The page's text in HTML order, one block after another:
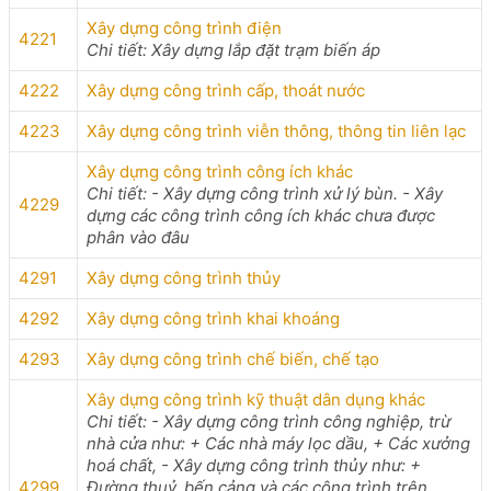
4221
Xây dựng công trình điện
Chi tiết: Xây dựng lắp đặt trạm biến áp
4222
Xây dựng công trình cấp, thoát nước
4223
Xây dựng công trình viễn thông, thông tin liên lạc
4229
Xây dựng công trình công ích khác
Chi tiết: - Xây dựng công trình xử lý bùn. - Xây
dựng các công trình công ích khác chưa được
phân vào đâu
4291
Xây dựng công trình thủy
4292
Xây dựng công trình khai khoáng
4293
Xây dựng công trình chế biến, chế tạo
4299
Xây dựng công trình kỹ thuật dân dụng khác
Chi tiết: - Xây dựng công trình công nghiệp, trừ
nhà cửa như: + Các nhà máy lọc dầu, + Các xưởng
hoá chất, - Xây dựng công trình thủy như: +
Đường thuỷ, bến cảng và các công trình trên